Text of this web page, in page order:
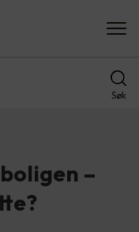
Søk
–